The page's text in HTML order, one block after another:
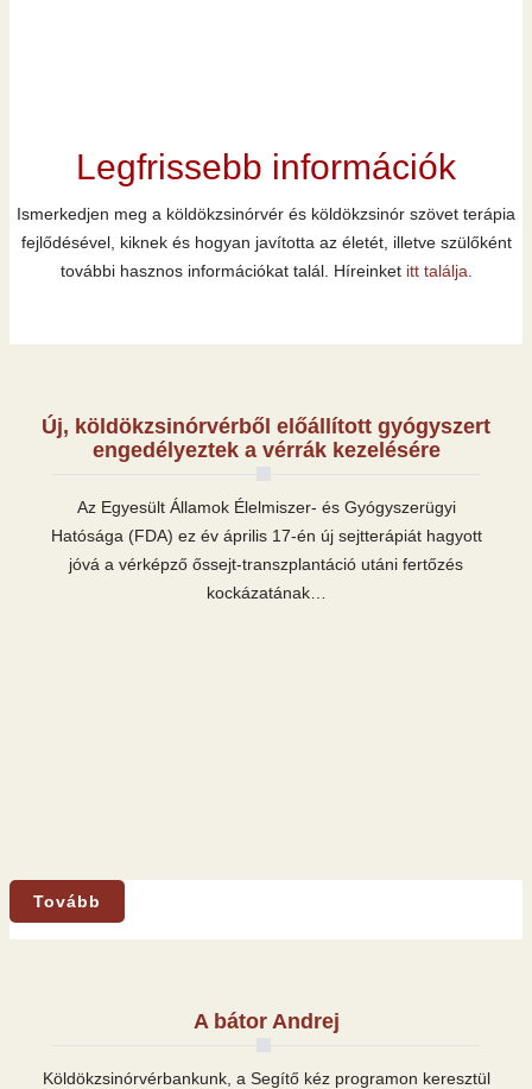
Legfrissebb információk
Ismerkedjen meg a köldökzsinórvér és köldökzsinór szövet terápia
fejlődésével, kiknek és hogyan javította az életét, illetve szülőként
további hasznos információkat talál. Híreinket itt találja.
Új, köldökzsinórvérből előállított gyógyszert
engedélyeztek a vérrák kezelésére
Az Egyesült Államok Élelmiszer- és Gyógyszerügyi
Hatósága (FDA) ez év április 17-én új sejtterápiát hagyott
jóvá a vérképző őssejt-transzplantáció utáni fertőzés
kockázatának…
Tovább
A bátor Andrej
Köldökzsinórvérbankunk, a Segítő kéz programon keresztül